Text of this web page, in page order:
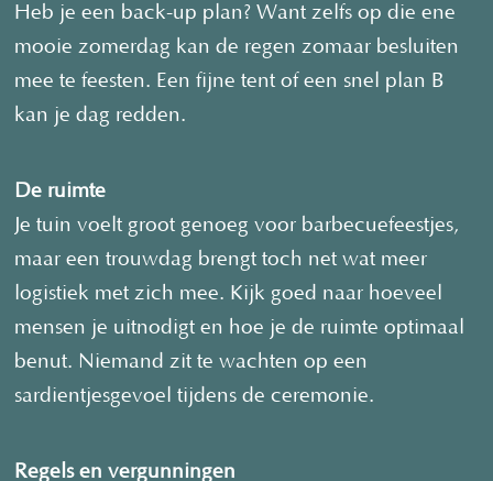
Heb je een back-up plan? Want zelfs op die ene
mooie zomerdag kan de regen zomaar besluiten
mee te feesten. Een fijne tent of een snel plan B
kan je dag redden.
De ruimte
Je tuin voelt groot genoeg voor barbecuefeestjes,
maar een trouwdag brengt toch net wat meer
logistiek met zich mee. Kijk goed naar hoeveel
mensen je uitnodigt en hoe je de ruimte optimaal
benut. Niemand zit te wachten op een
sardientjesgevoel tijdens de ceremonie.
Regels en vergunningen